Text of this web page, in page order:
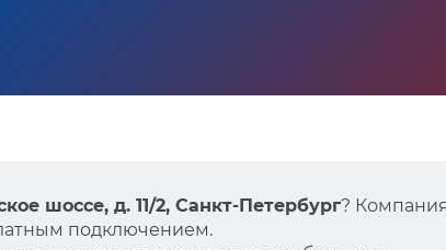
шоссе, д. 11/2, Санкт-Петербург?
подключением.